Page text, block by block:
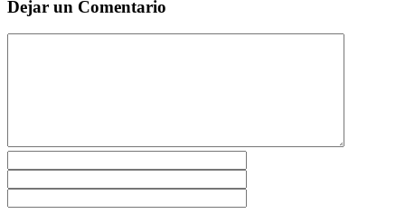
Dejar un Comentario